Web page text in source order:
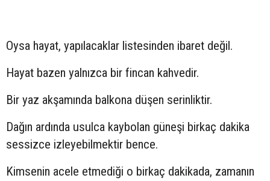
Oysa hayat, yapılacaklar listesinden ibaret değil.
Hayat bazen yalnızca bir fincan kahvedir.
Bir yaz akşamında balkona düşen serinliktir.
Dağın ardında usulca kaybolan güneşi birkaç dakika
sessizce izleyebilmektir bence.
Kimsenin acele etmediği o birkaç dakikada, zamanın